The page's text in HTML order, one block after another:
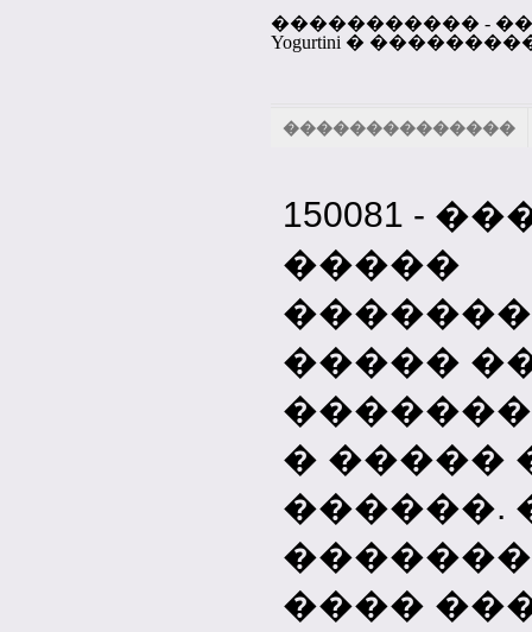
����������� -
Yogurtini �
��������������
150081 -
�����
����� ��
� �����
������.
����